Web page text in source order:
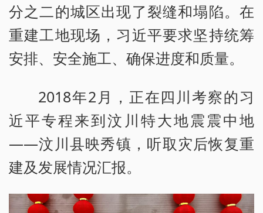
分之二的城区出现了裂缝和塌陷。在
重建工地现场，习近平要求坚持统筹
安排、安全施工、确保进度和质量。
2018年2月，正在四川考察的习
近平专程来到汶川特大地震震中地
——汶川县映秀镇，听取灾后恢复重
建及发展情况汇报。